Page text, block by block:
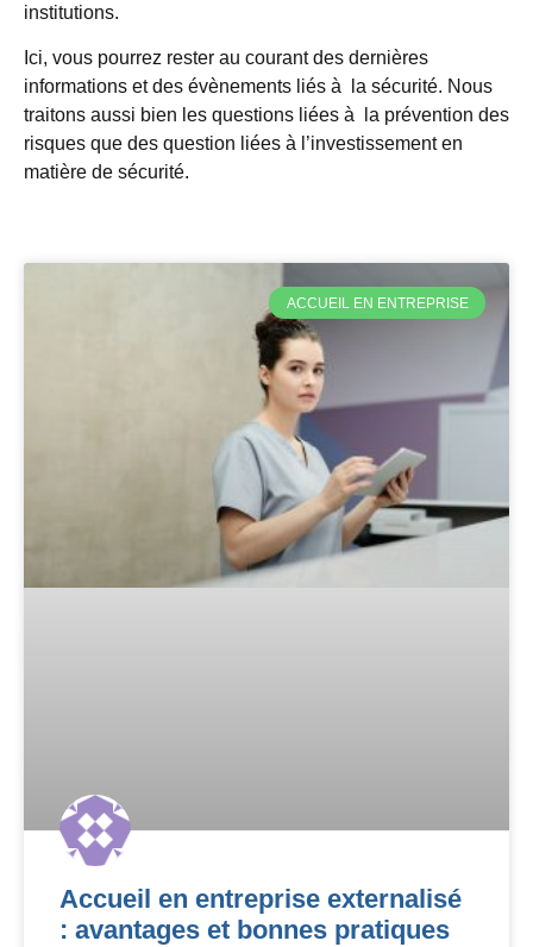
institutions.
Ici, vous pourrez rester au courant des dernières
informations et des évènements liés à la sécurité. Nous
traitons aussi bien les questions liées à la prévention des
risques que des question liées à l’investissement en
matière de sécurité.
ACCUEIL EN ENTREPRISE
Accueil en entreprise externalisé
: avantages et bonnes pratiques